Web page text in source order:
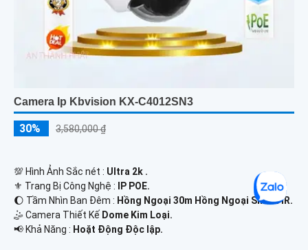
Camera Ip Kbvision KX-C4012SN3
30% 3,580,000 ₫
💯 Hình Ảnh Sắc nét : Ultra 2k .
⚜️ Trang Bị Công Nghệ :
IP POE.
🌔 Tầm Nhìn Ban Đêm : Hồng Ngoại 30m Hồng Ngoại Smart IR.
🤹 Camera Thiết Kế Dome Kim Loại.
️📢 Khả Năng : Hoặt Động Độc lập.